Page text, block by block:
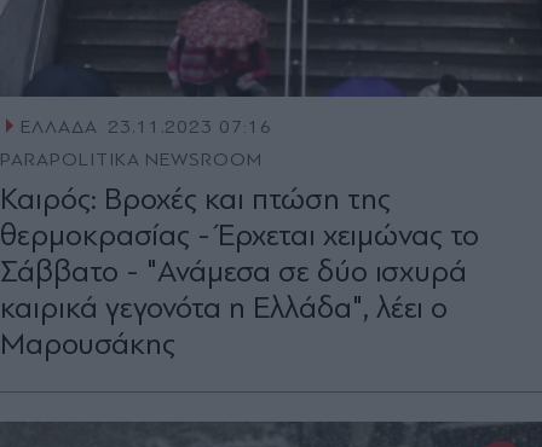
ΕΛΛΑΔΑ
23.11.2023 07:16
PARAPOLITIKA NEWSROOM
Καιρός: Βροχές και πτώση της
θερμοκρασίας - Έρχεται χειμώνας το
Σάββατο - "Ανάμεσα σε δύο ισχυρά
καιρικά γεγονότα η Ελλάδα", λέει ο
Μαρουσάκης